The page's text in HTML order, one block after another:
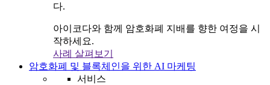
다.
아이코다와 함께 암호화폐 지배를 향한 여정을 시
작하세요.
사례 살펴보기
암호화폐 및 블록체인을 위한 AI 마케팅
서비스